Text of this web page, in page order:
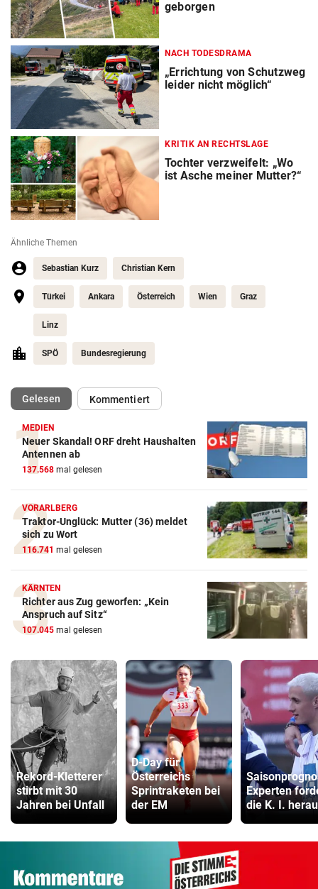
geborgen
NACH TODESDRAMA
„Errichtung von Schutzweg
leider nicht möglich“
KRITIK AN RECHTSLAGE
Tochter verzweifelt: „Wo
ist Asche meiner Mutter?“
Ähnliche Themen
Sebastian Kurz Christian Kern
Türkei Ankara Österreich Wien Graz
Linz
SPÖ Bundesregierung
Gelesen(ausgewählt)Kommentiert
MEDIEN
Neuer Skandal! ORF dreht Haushalten
Antennen ab
137.568 mal gelesen
VORARLBERG
Traktor-Unglück: Mutter (36) meldet
sich zu Wort
116.741 mal gelesen
KÄRNTEN
Richter aus Zug geworfen: „Kein
Anspruch auf Sitz“
107.045 mal gelesen
Rekord-Kletterer
stirbt mit 30
Jahren bei Unfall
D-Day für
Österreichs
Sprintraketen bei
der EM
Experten
die K. I.